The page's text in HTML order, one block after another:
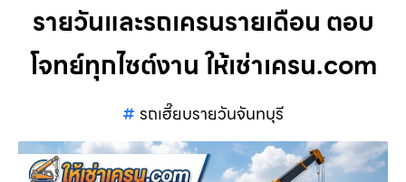
รายวันและรถเครนรายเดือน ตอบ
โจทย์ทุกไซต์งาน ให้เช่าเครน.com
รถเฮี๊ยบรายวันจันทบุรี